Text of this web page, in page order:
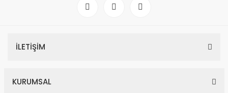
İLETİŞİM
KURUMSAL